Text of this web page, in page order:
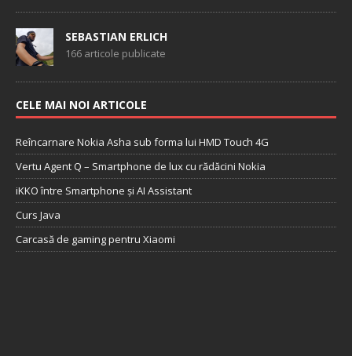
SEBASTIAN ERLICH
166 articole publicate
CELE MAI NOI ARTICOLE
Reîncarnare Nokia Asha sub forma lui HMD Touch 4G
Vertu Agent Q – Smartphone de lux cu rădăcini Nokia
iKKO între Smartphone și AI Assistant
Curs Java
Carcasă de gaming pentru Xiaomi